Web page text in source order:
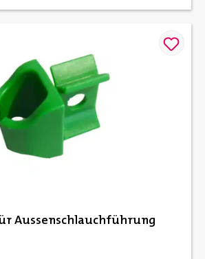
Aussenschlauchführung